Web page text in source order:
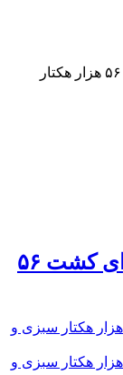
برنامه‌ جهاد کشاورزی فارس برای کشت ۵۶ هزار هکتار
برنامه‌ جهاد کشاورزی فارس برای کشت ۵۶